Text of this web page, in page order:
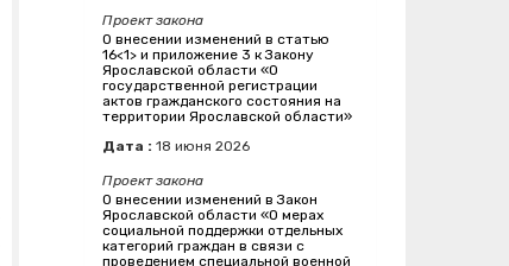
Проект закона
О внесении изменений в статью
16<1> и приложение 3 к Закону
Ярославской области «О
государственной регистрации
актов гражданского состояния на
территории Ярославской области»
Дата : 18 июня 2026
Проект закона
О внесении изменений в Закон
Ярославской области «О мерах
социальной поддержки отдельных
категорий граждан в связи с
проведением специальной военной